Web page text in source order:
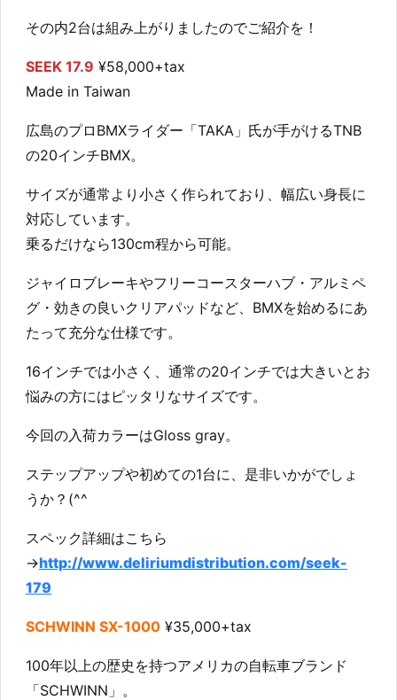
その内2台は組み上がりましたのでご紹介を！
SEEK 17.9 ¥58,000+tax
Made in Taiwan
広島のプロBMXライダー「TAKA」氏が手がけるTNB
の20インチBMX。
サイズが通常より小さく作られており、幅広い身長に
対応しています。
乗るだけなら130cm程から可能。
ジャイロブレーキやフリーコースターハブ・アルミペ
グ・効きの良いクリアパッドなど、BMXを始めるにあ
たって充分な仕様です。
16インチでは小さく、通常の20インチでは大きいとお
悩みの方にはピッタリなサイズです。
今回の入荷カラーはGloss gray。
ステップアップや初めての1台に、是非いかがでしょ
うか？(^^
スペック詳細はこちら
→http://www.deliriumdistribution.com/seek-
179
SCHWINN SX-1000 ¥35,000+tax
100年以上の歴史を持つアメリカの自転車ブランド
「SCHWINN」。